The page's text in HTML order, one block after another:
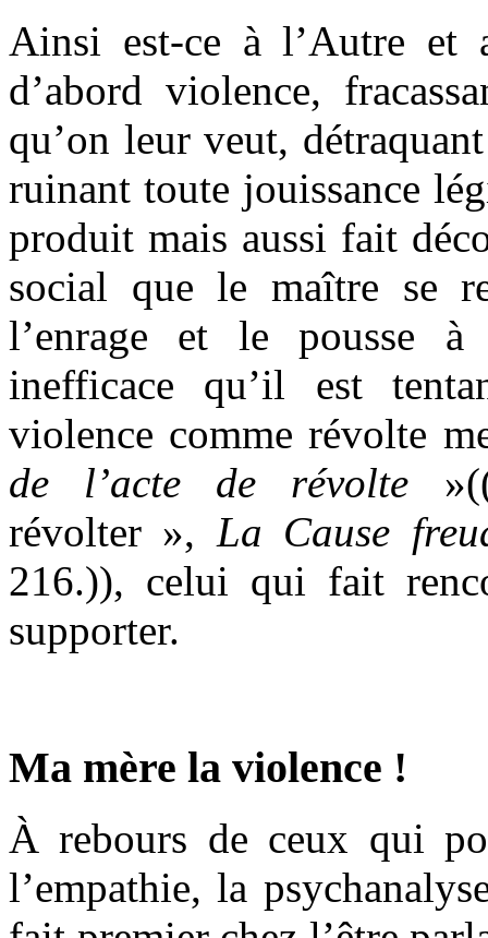
Ainsi est-ce à l’Autre et
d’abord violence,
qu’on leur veut,
ruinant toute jouissance
produit mais aussi fait
social que le maître se
l’enrage et le pousse à
inefficace qu’il est
violence comme révolte
de l’acte de révolte
révolter », La Cause
216.)), celui qui fait
supporter.
Ma mère la violence !
À rebours de ceux qui
l’empathie, la